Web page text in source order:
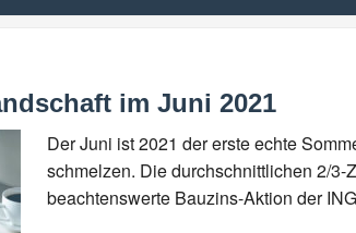
im Juni 2021
Der Juni ist 2021 der erste echte
schmelzen. Die durchschnittlichen 2/
beachtenswerte Bauzins-Aktion der